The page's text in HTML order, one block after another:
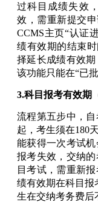
过科目成绩失效
效，需重新提交
CCMS主页“认证
绩有效期的结束
择延长成绩有效期
该功能只能在“已
3.科目报考有效期
流程第五步中，
起，考生须在180
能获得一次考试
报考失效，交纳
目考试，需重新
绩有效期在科目报
生在交纳考务费后